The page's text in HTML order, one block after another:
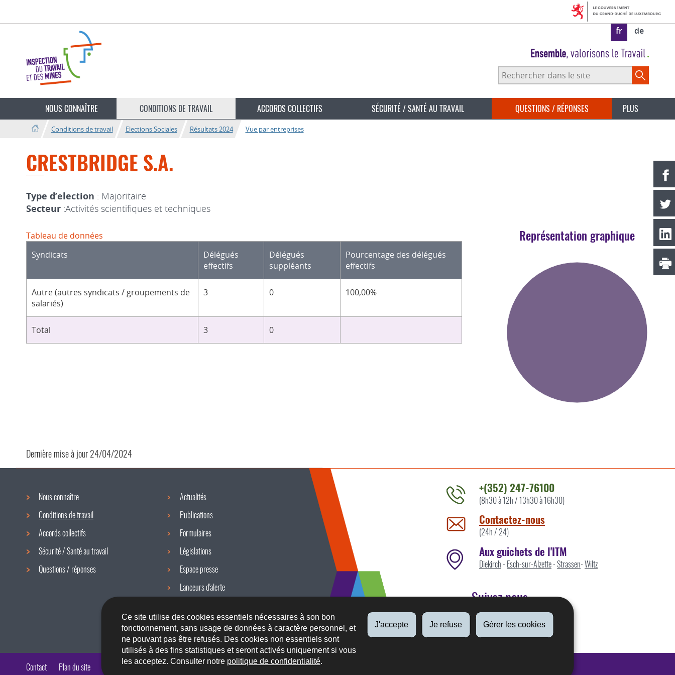
Ce site utilise des cookies essentiels nécessaires à son bon
fonctionnement, sans usage de données à caractère personnel, et
ne pouvant pas être refusés. Des cookies non essentiels sont
utilisés à des fins statistiques et seront activés uniquement si vous
les acceptez. Consulter notre politique de confidentialité.
J'accepte Je refuse Gérer les cookies
langue
fr de
Rechercher
dans
NOUS CONNAÎTRE CONDITIONS DE TRAVAIL ACCORDS COLLECTIFS SÉCURITÉ / SANTÉ AU TRAVAIL QUESTIONS / RÉPONSES PLUS
Conditions de travail Elections Sociales Résultats 2024 Vue par entreprises
CRESTBRIDGE S.A.
Type d’election : Majoritaire
Secteur :Activités scientifiques et techniques
Tableau de données
Syndicats
Délégués
effectifs
Délégués
suppléants
Pourcentage des délégués
effectifs
Autre (autres syndicats / groupements de
salariés)
3 0 100,00%
Total 3 0
Représentation graphique
Dernière mise à jour24/04/2024
Menu
de
navigation
Nous connaître
Conditions de travail
Accords collectifs
Sécurité / Santé au travail
Questions / réponses
Actualités
Publications
Formulaires
Législations
Espace presse
Lanceurs d'alerte
Contacter
l'ITM
par
+(352) 247-76100
(8h30 à 12h / 13h30 à 16h30)
Contactez-nous
(24h / 24)
Aux guichets de l'ITM
Diekirch- Esch-sur-Alzette-Strassen-Wiltz
Suivez nous
Linkedin
Contact Plan du site A propos du site Accessibilité Aspects légaux Protection des données